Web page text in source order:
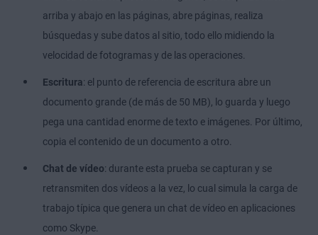
arriba y abajo en las páginas, abre páginas, realiza
búsquedas y sube datos al sitio, todo ello midiendo la
velocidad de fotogramas y de las operaciones.
Escritura: el punto de referencia de escritura abre un
documento grande (de más de 50 MB), lo guarda y luego
pega una cantidad enorme de texto e imágenes. Por último,
copia el contenido de un documento a otro.
Chat de vídeo: durante esta prueba se capturan y se
retransmiten dos vídeos a la vez, lo cual simula la carga de
trabajo típica que genera un chat de vídeo en aplicaciones
como Skype.